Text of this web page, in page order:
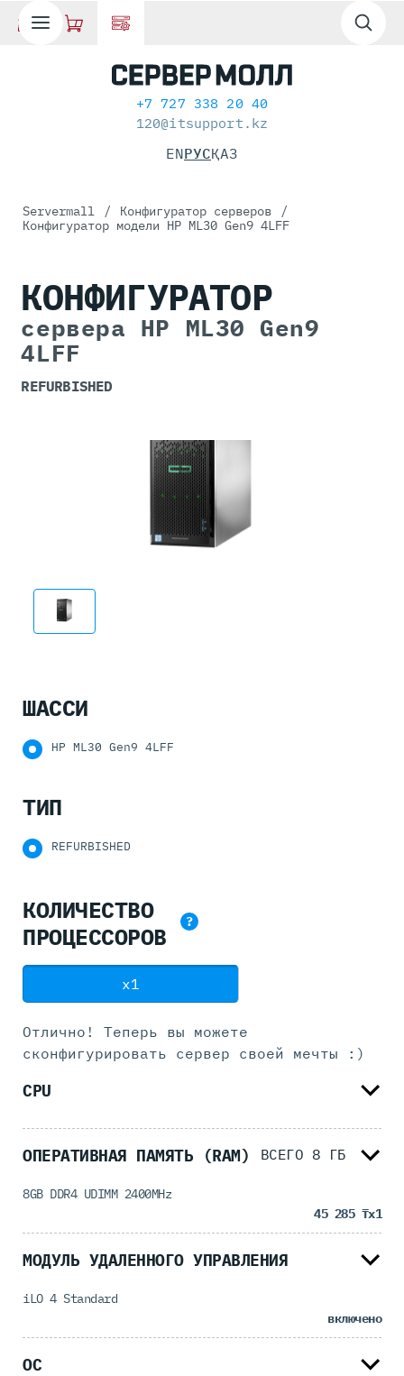
+7 727 338 20 40
120@itsupport.kz
ENРУСҚАЗ
Servermall / Конфигуратор серверов
/
Конфигуратор модели HP ML30 Gen9 4LFF
КОНФИГУРАТОР
сервера HP ML30 Gen9
4LFF
REFURBISHED
ШАССИ
HP ML30 Gen9 4LFF
ТИП
REFURBISHED
КОЛИЧЕСТВО
ПРОЦЕССОРОВ
?
x1
Отлично! Теперь вы можете
сконфигурировать сервер своей мечты :)
CPU
ОПЕРАТИВНАЯ ПАМЯТЬ (RAM) ВСЕГО 8 ГБ
8GB DDR4 UDIMM 2400MHz
45 285 ₸x1
МОДУЛЬ УДАЛЕННОГО УПРАВЛЕНИЯ
iLO 4 Standard
включено
ОС